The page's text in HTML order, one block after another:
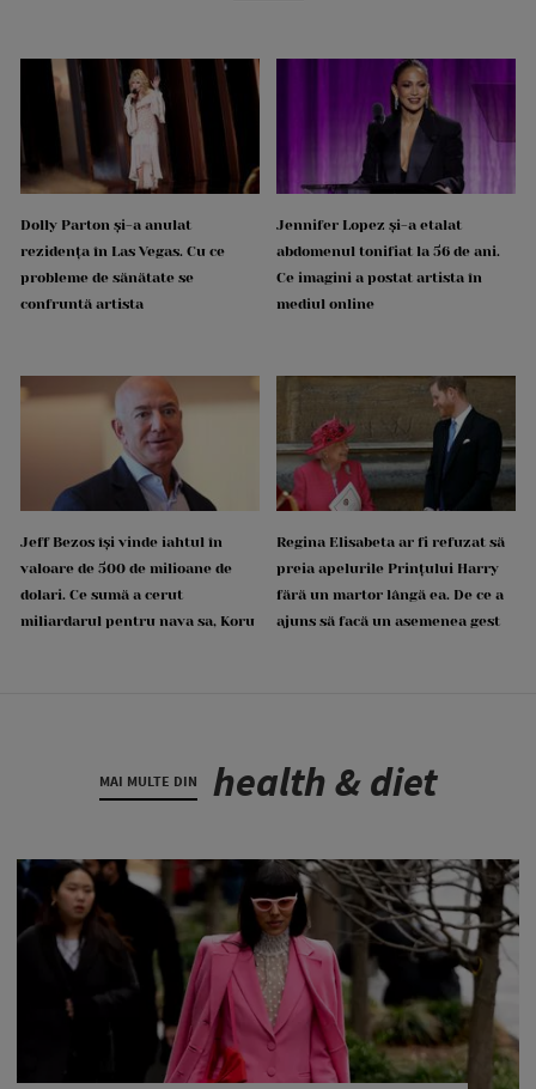
Dolly Parton și-a anulat
rezidența în Las Vegas. Cu ce
probleme de sănătate se
confruntă artista
Jennifer Lopez și-a etalat
abdomenul tonifiat la 56 de ani.
Ce imagini a postat artista în
mediul online
Jeff Bezos își vinde iahtul în
valoare de 500 de milioane de
dolari. Ce sumă a cerut
miliardarul pentru nava sa, Koru
Regina Elisabeta ar fi refuzat să
preia apelurile Prințului Harry
fără un martor lângă ea. De ce a
ajuns să facă un asemenea gest
MAI MULTE DIN health & diet